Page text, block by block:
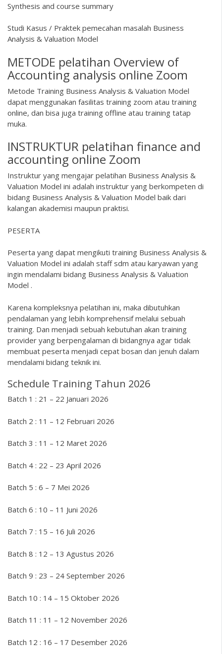
Synthesis and course summary
Studi Kasus / Praktek pemecahan masalah Business
Analysis & Valuation Model
METODE pelatihan Overview of
Accounting analysis online Zoom
Metode Training Business Analysis & Valuation Model
dapat menggunakan fasilitas training zoom atau training
online, dan bisa juga training offline atau training tatap
muka.
INSTRUKTUR pelatihan finance and
accounting online Zoom
Instruktur yang mengajar pelatihan Business Analysis &
Valuation Model ini adalah instruktur yang berkompeten di
bidang Business Analysis & Valuation Model baik dari
kalangan akademisi maupun praktisi.
PESERTA
Peserta yang dapat mengikuti training Business Analysis &
Valuation Model ini adalah staff sdm atau karyawan yang
ingin mendalami bidang Business Analysis & Valuation
Model .
Karena kompleksnya pelatihan ini, maka dibutuhkan
pendalaman yang lebih komprehensif melalui sebuah
training. Dan menjadi sebuah kebutuhan akan training
provider yang berpengalaman di bidangnya agar tidak
membuat peserta menjadi cepat bosan dan jenuh dalam
mendalami bidang teknik ini.
Schedule Training Tahun 2026
Batch 1 : 21 – 22 Januari 2026
Batch 2 : 11 – 12 Februari 2026
Batch 3 : 11 – 12 Maret 2026
Batch 4 : 22 – 23 April 2026
Batch 5 : 6 – 7 Mei 2026
Batch 6 : 10 – 11 Juni 2026
Batch 7 : 15 – 16 Juli 2026
Batch 8 : 12 – 13 Agustus 2026
Batch 9 : 23 – 24 September 2026
Batch 10 : 14 – 15 Oktober 2026
Batch 11 : 11 – 12 November 2026
Batch 12 : 16 – 17 Desember 2026